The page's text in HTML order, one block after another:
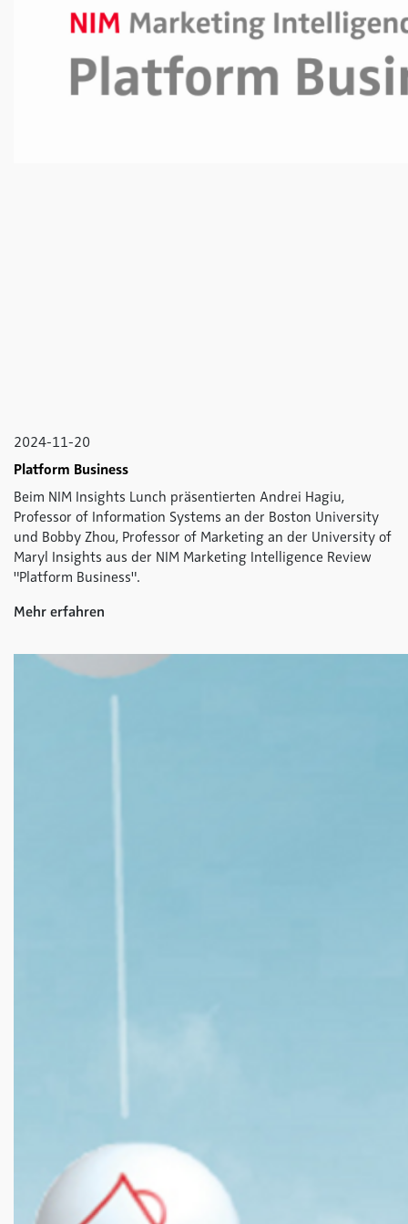
2024-11-20
Platform Business
Beim NIM Insights Lunch präsentierten Andrei Hagiu,
Professor of Information Systems an der Boston University
und Bobby Zhou, Professor of Marketing an der University of
Maryl Insights aus der NIM Marketing Intelligence Review
"Platform Business".
Mehr erfahren